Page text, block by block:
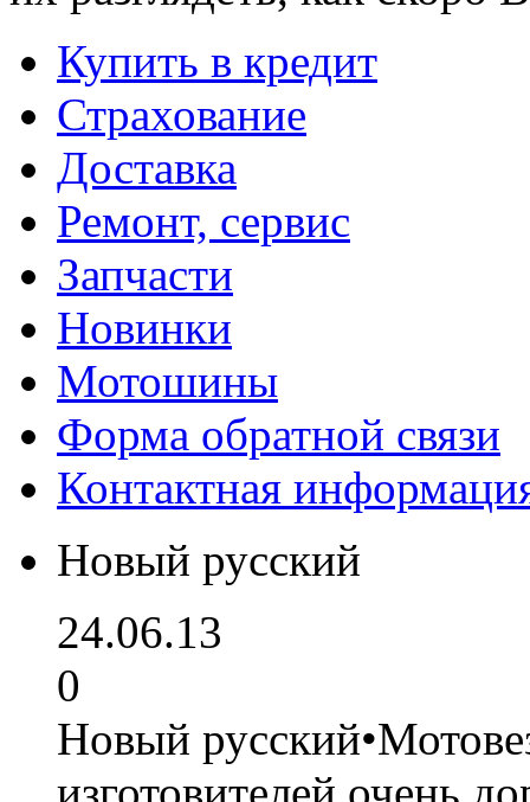
Купить в кредит
Страхование
Доставка
Ремонт, сервис
Запчасти
Новинки
Мотошины
Форма обратной связи
Контактная
Новый русский
24.06.13
0
Новый